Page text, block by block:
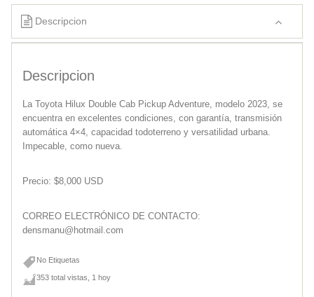
Descripcion
Descripcion
La Toyota Hilux Double Cab Pickup Adventure, modelo 2023, se
encuentra en excelentes condiciones, con garantía, transmisión
automática 4×4, capacidad todoterreno y versatilidad urbana.
Impecable, como nueva.
Precio: $8,000 USD
CORREO ELECTRÓNICO DE CONTACTO:
densmanu@hotmail.com
No Etiquetas
353 total vistas, 1 hoy